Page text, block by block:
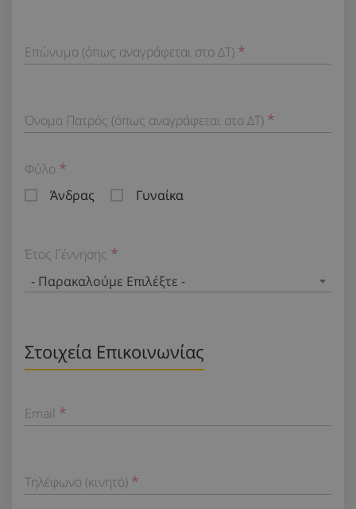
Επώνυμο (όπως αναγράφεται στο ΔΤ)
Όνομα Πατρός (όπως αναγράφεται στο ΔΤ)
Φύλο
Άνδρας
Γυναίκα
Έτος Γέννησης
- Παρακαλούμε Επιλέξτε -
Στοιχεία Επικοινωνίας
Email
Τηλέφωνο (κινητό)